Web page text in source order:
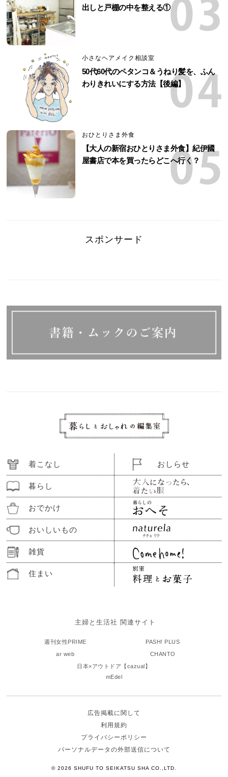
出しと戸棚の中を整える①
小さなヘアメイク相談室
50代60代のペタンコ＆うねり髪を、ふん
わりきれいにする方法【後編】
おひとりさま外食
【大人の新宿おひとりさま外食】紀伊國
屋書店で本を買ったらどこへ行く？
スポンサード
着こなし
暮らし
おでかけ
おいしいもの
雑貨
住まい
おしらせ
主婦と生活社 関連サイト
週刊女性PRIME
PASH! PLUS
ar web
CHANTO
日本×アウトドア【cazual】
mEdel
広告掲載に関して
利用規約
プライバシーポリシー
パーソナルデータの外部送信について
© 2026 SHUFU TO SEIKATSU SHA CO.,LTD.